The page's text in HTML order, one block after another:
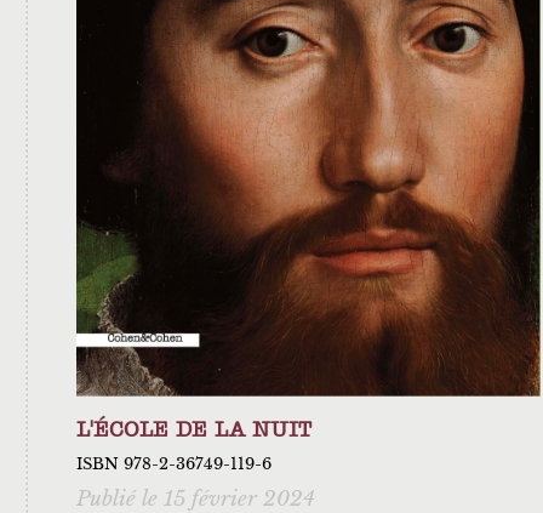
L'ÉCOLE DE LA NUIT
ISBN 978-2-36749-119-6
Publié le 15 février 2024